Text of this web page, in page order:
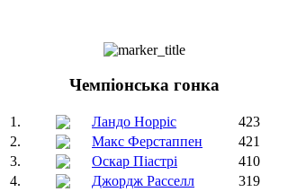
Чемпіонська гонка
1. Ландо Норріс
423
2.
Макс Ферстаппен
421
3.
Оскар Піастрі
410
4.
Джордж Расселл
319